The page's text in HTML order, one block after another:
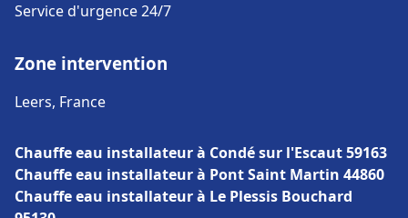
Service d'urgence 24/7
Zone intervention
Leers, France
Chauffe eau installateur à Condé sur l'Escaut 59163
Chauffe eau installateur à Pont Saint Martin 44860
Chauffe eau installateur à Le Plessis Bouchard